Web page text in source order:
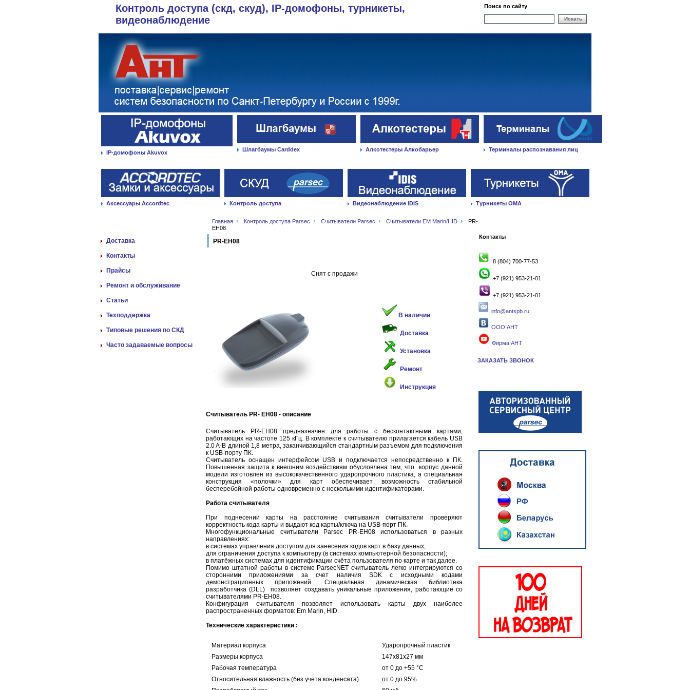
Контроль доступа (скд, скуд), IP-домофоны, турникеты,
видеонаблюдение
Поиск по сайту
Искать
IP-домофоны Akuvox Шлагбаумы Carddex Алкотестеры Алкобарьер Терминалы распознавания лиц
Аксессуары Accordtec Контроль доступа Видеонаблюдение IDIS Турникеты ОМА
Главная Контроль доступа Parsec Считыватели Parsec Считыватели EM Marin/HID
PR-
EH08
Доставка
Контакты
Прайсы
Ремонт и обслуживание
Статьи
Техподдержка
Типовые решения по СКД
Часто задаваемые вопросы
PR-EH08
Снят с продажи
В наличии
Доставка
Установка
Ремонт
Инструкция
Считыватель PR- EH08 - описание
Cчитыватель PR-EH08 предназначен для работы с бесконтактными картами,
работающих на частоте 125 кГц. В комплекте к считывателю прилагается кабель USB
2.0 A-B длиной 1,8 метра, заканчивающийся стандартным разъемом для подключения
к USB-порту ПК.
Считыватель оснащен интерфейсом USB и подключается непосредственно к ПК.
Повышенная защита к внешним воздействиям обусловлена тем, что корпус данной
модели изготовлен из высококачественного ударопрочного пластика, а специальная
конструкция «полочки» для карт обеспечивает возможность стабильной
бесперебойной работы одновременно с несколькими идентификаторами.
Работа считывателя
При поднесении карты на расстояние считывания считыватели проверяют
корректность кода карты и выдают код карты/ключа на USB-порт ПК.
Многофункциональные считыватели Parsec PR-EH08 использоваться в разных
направлениях:
в системах управления доступом для занесения кодов карт в базу данных;
для ограничения доступа к компьютеру (в системах компьютерной безопасности);
в платёжных системах для идентификации счёта пользователя по карте и так далее.
Помимо штатной работы в системе ParsecNET считыватель легко интегрируются со
сторонними приложениями за счет наличия SDK с исходными кодами
демонстрационных приложений. Специальная динамическая библиотека
разработчика (DLL) позволяет создавать уникальные приложения, работающие со
считывателями PR-EH08.
Конфигурация считывателя позволяет использовать карты двух наиболее
распространенных форматов: Em Marin, HID.
Технические характеристики :
Материал корпуса
Ударопрочный пластик
Размеры корпуса
147x81x27 мм
Рабочая температура
от 0 до +55 °C
Относительная влажность (без учета конденсата)
от 0 до 95%
Контакты
8 (804) 700-77-53
+7 (921) 953-21-01
+7 (921) 953-21-01
info@antspb.ru
ООО АНТ
Фирма АНТ
ЗАКАЗАТЬ ЗВОНОК